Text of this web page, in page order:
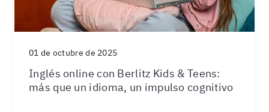
01 de octubre de 2025
Inglés online con Berlitz Kids & Teens:
más que un idioma, un impulso cognitivo